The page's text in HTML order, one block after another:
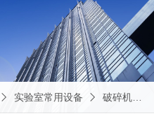
实验室常用设备 破碎机